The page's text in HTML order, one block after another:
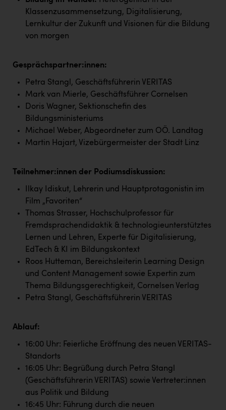
Vier Diamanten
Wirtschaftskammer OÖ
ZGONC
ZULuft - Zukunft Luft Austria
Wirtschaftskammer OÖ Energiehandel
Dopgas
kunden basics
kontakt
Klassenzusammensetzung, Digitalisierung,
Lernkultur der Zukunft und Visionen für die Bildung
von morgen
Gesprächspartner:innen:
Petra Stangl, Geschäftsführerin VERITAS
Mark van Mierle, Geschäftsführer Cornelsen
Doris Wagner, Sektionschefin des
Bildungsministeriums
Michael Weber, Abgeordneter zum OÖ. Landtag
Martin Hajart, Vizebürgermeister der Stadt Linz
Teilnehmer:innen der Podiumsdiskussion:
Ilkay Idiskut, Lehrerin und Hauptprotagonistin im
Film „Favoriten“
Thomas Strasser, Hochschulprofessor für
Fremdsprachendidaktik & technologieunterstütztes
Lernen und Lehren, Experte für Digitalisierung,
EdTech & KI im Bildungskontext
Roos Hutteman, Bereichsleiterin Learning Design
und Content Management sowie Expertin zum
Thema Bildungsgerechtigkeit, Cornelsen Verlag
Petra Stangl, Geschäftsführerin VERITAS
Ablauf:
16:00 Uhr: Feierliche Eröffnung des neuen VERITAS-
Standorts
16:05 Uhr: Begrüßung durch Petra Stangl
(Geschäftsführerin VERITAS) sowie Vertreter:innen
aus Politik und Bildung
16:45 Uhr: Führung durch die neuen